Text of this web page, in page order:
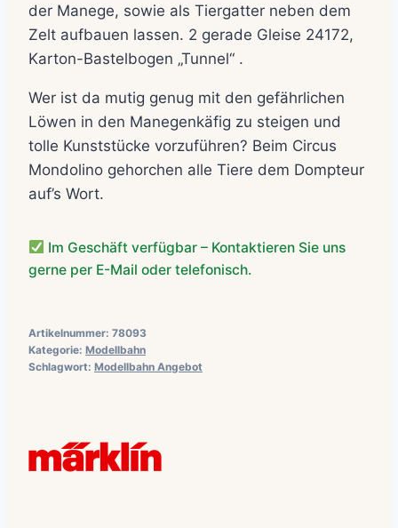
der Manege, sowie als Tiergatter neben dem
Zelt aufbauen lassen. 2 gerade Gleise 24172,
Karton-Bastelbogen „Tunnel“ .
Wer ist da mutig genug mit den gefährlichen
Löwen in den Manegenkäfig zu steigen und
tolle Kunststücke vorzuführen? Beim Circus
Mondolino gehorchen alle Tiere dem Dompteur
auf’s Wort.
Im Geschäft verfügbar – Kontaktieren Sie uns
gerne per E-Mail oder telefonisch.
Artikelnummer: 78093
Kategorie: Modellbahn
Schlagwort: Modellbahn Angebot